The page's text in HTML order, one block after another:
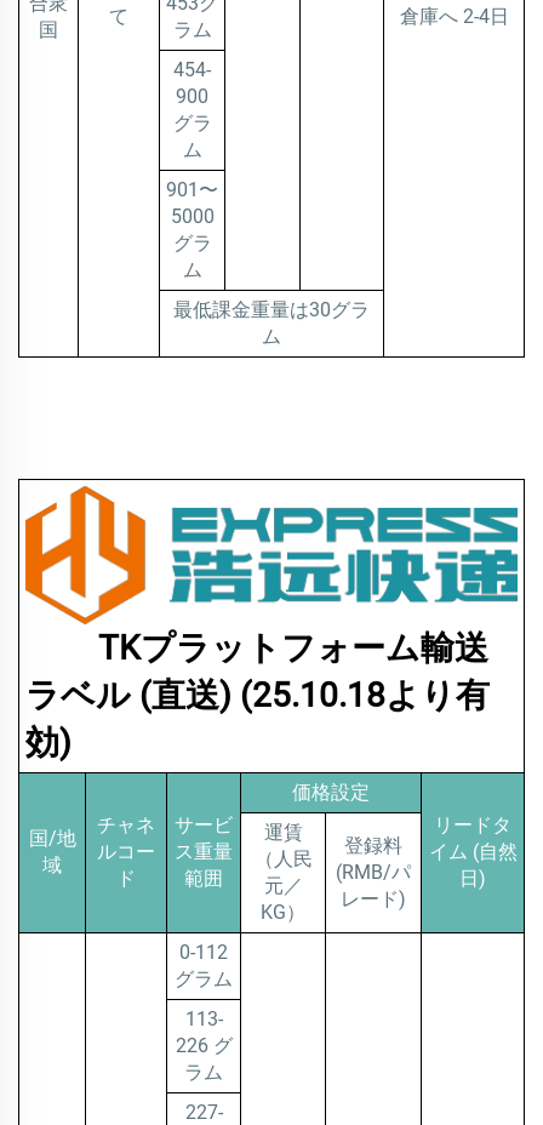
国
て
倉庫へ 2-4日
ラム
454-
900
グラ
ム
901〜
5000
グラ
ム
最低課金重量は30グラ
ム
TKプラットフォーム輸送
ラベル (直送) (25.10.18より有
効)
国/地
域
チャネ
ルコー
ド
サービ
ス重量
範囲
価格設定
リードタ
イム (自然
日)
運賃
（人民
元／
KG）
登録料
(RMB/パ
レード)
0-112
グラム
113-
226 グ
ラム
227-